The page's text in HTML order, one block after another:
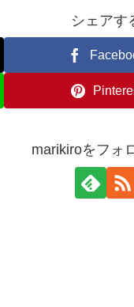
シェアす
marikiroをフォ